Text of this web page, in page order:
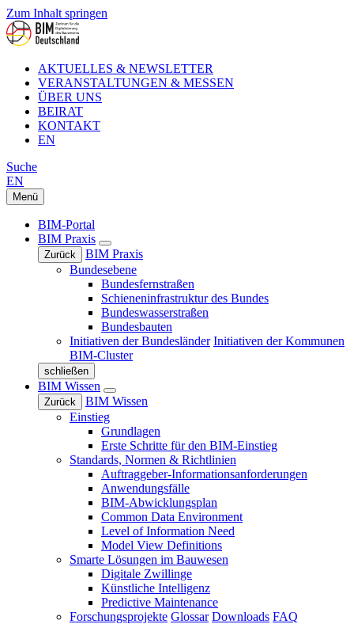
Zum Inhalt springen
AKTUELLES & NEWSLETTER
VERANSTALTUNGEN & MESSEN
ÜBER UNS
BEIRAT
KONTAKT
EN
Suche
EN
Menü
BIM-Portal
BIM Praxis
Zurück
BIM Praxis
Bundesebene
Bundesfernstraßen
Schieneninfrastruktur des Bundes
Bundeswasserstraßen
Bundesbauten
Initiativen der Bundesländer Initiativen der Kommunen
BIM-Cluster
schließen
BIM Wissen
Zurück
BIM Wissen
Einstieg
Grundlagen
Erste Schritte für den BIM-Einstieg
Standards, Normen & Richtlinien
Auftraggeber-Informationsanforderungen
Anwendungsfälle
BIM-Abwicklungsplan
Common Data Environment
Level of Information Need
Model View Definitions
Smarte Lösungen im Bauwesen
Digitale Zwillinge
Künstliche Intelligenz
Predictive Maintenance
Forschungsprojekte Glossar Downloads FAQ